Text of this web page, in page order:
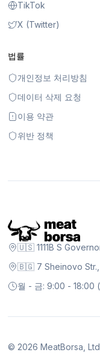
TikTok
X (Twitter)
법률
개인정보 처리방침
데이터 삭제 요청
이용 약관
위반 정책
🇺🇸 1111B S
🇧🇬 7 Sheinovo Str.,
월 - 금: 9:00 - 18:00
© 2026 MeatBorsa,